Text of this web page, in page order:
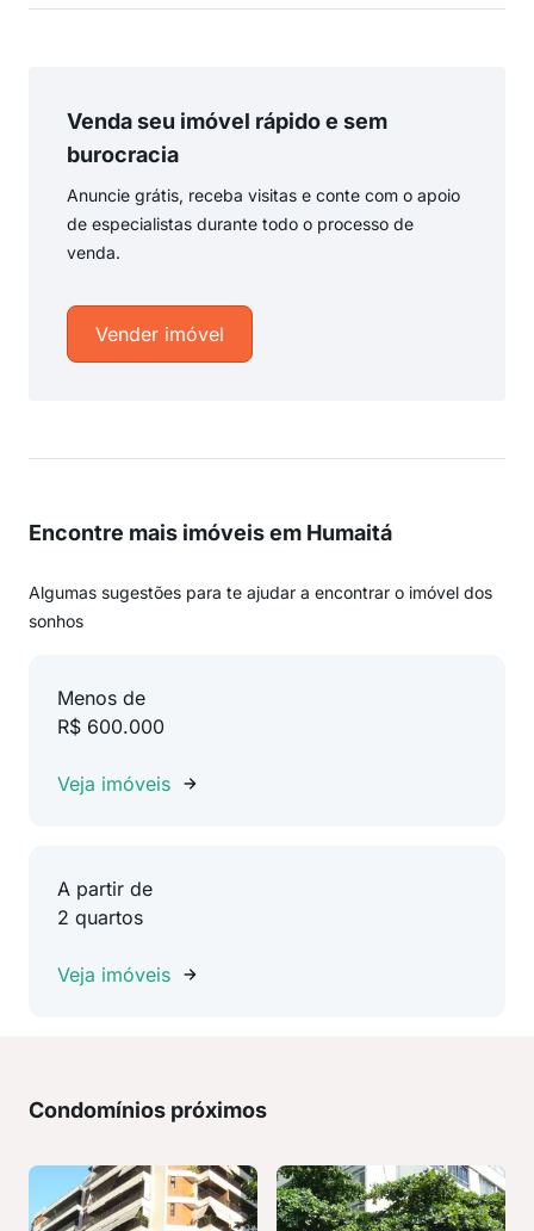
Venda seu imóvel rápido e sem
burocracia
Anuncie grátis, receba visitas e conte com o apoio
de especialistas durante todo o processo de
venda.
Vender imóvel
Encontre mais imóveis em Humaitá
Algumas sugestões para te ajudar a encontrar o imóvel dos
sonhos
Menos de
R$ 600.000
Veja imóveis
A partir de
2 quartos
Veja imóveis
Condomínios próximos